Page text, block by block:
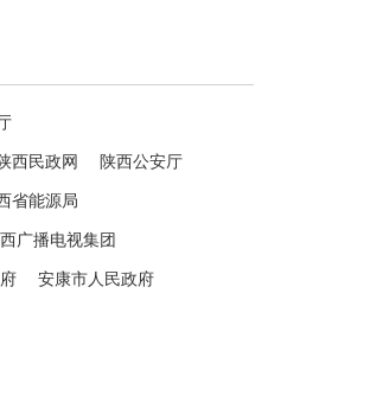
西民政网 陕西公安厅
省能源局
广播电视集团
安康市人民政府